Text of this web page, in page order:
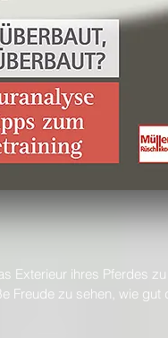
Exterieur ihres Pferdes
Freude zu sehen, wie